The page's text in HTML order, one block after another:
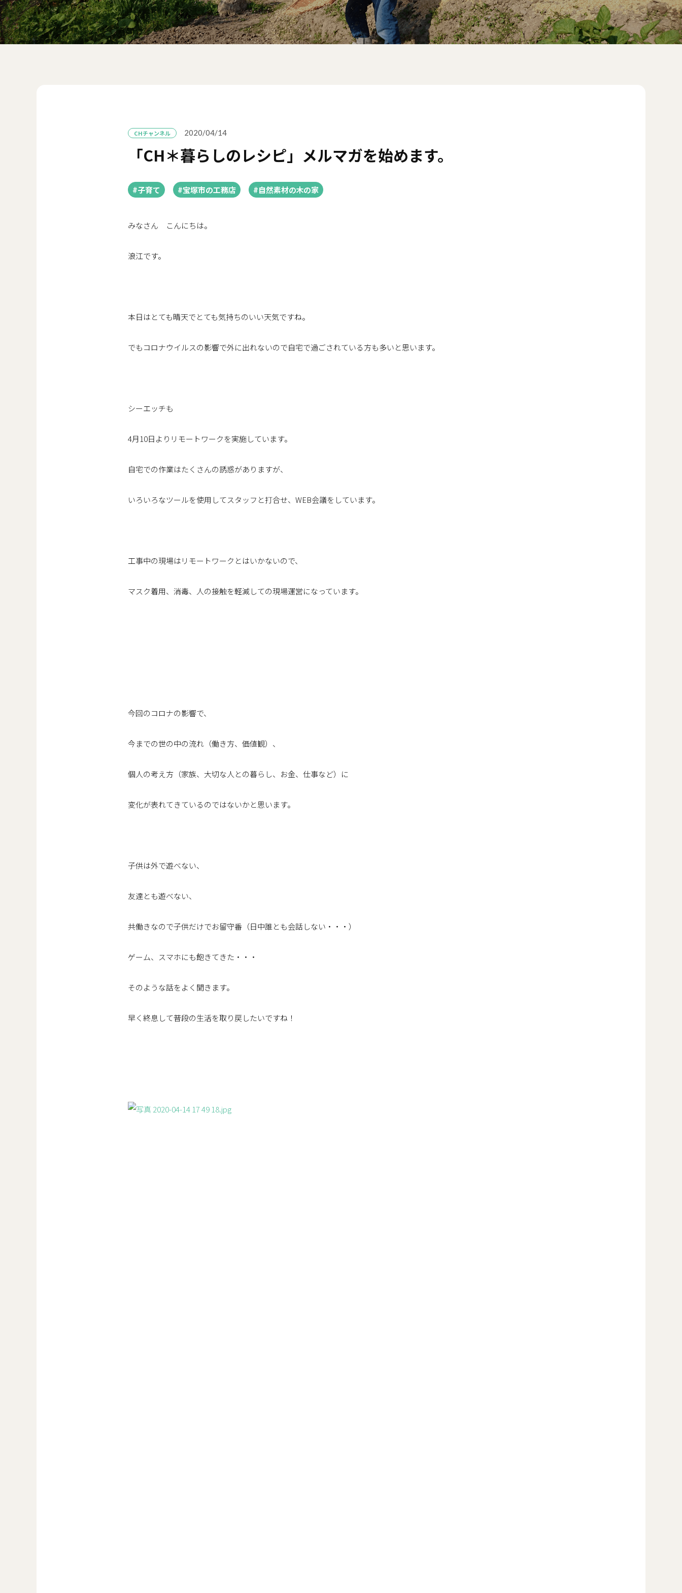
CHチャンネル 2020/04/14
「CH＊暮らしのレシピ」メルマガを始めます。
#子育て #宝塚市の工務店 #自然素材の木の家
みなさん こんにちは。
浪江です。
本日はとても晴天でとても気持ちのいい天気ですね。
でもコロナウイルスの影響で外に出れないので自宅で過ごされている方も多いと思います。
シーエッチも
4月10日よりリモートワークを実施しています。
自宅での作業はたくさんの誘惑がありますが、
いろいろなツールを使用してスタッフと打合せ、WEB会議をしています。
工事中の現場はリモートワークとはいかないので、
マスク着用、消毒、人の接触を軽減しての現場運営になっています。
今回のコロナの影響で、
今までの世の中の流れ（働き方、価値観）、
個人の考え方（家族、大切な人との暮らし、お金、仕事など）に
変化が表れてきているのではないかと思います。
子供は外で遊べない、
友達とも遊べない、
共働きなので子供だけでお留守番（日中誰とも会話しない・・・）
ゲーム、スマホにも飽きてきた・・・
そのような話をよく聞きます。
早く終息して普段の生活を取り戻したいですね！